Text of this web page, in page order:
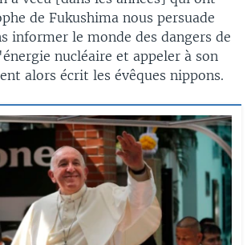
de Fukushima nous persuade
informer le monde des dangers de
nucléaire et appeler à son
alors écrit les évêques nippons.